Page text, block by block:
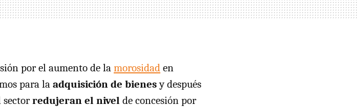
por el aumento de la morosidad en
para la adquisición de bienesy después
sectorredujeran el nivel de concesión por